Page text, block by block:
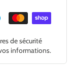
de sécurité
informations.